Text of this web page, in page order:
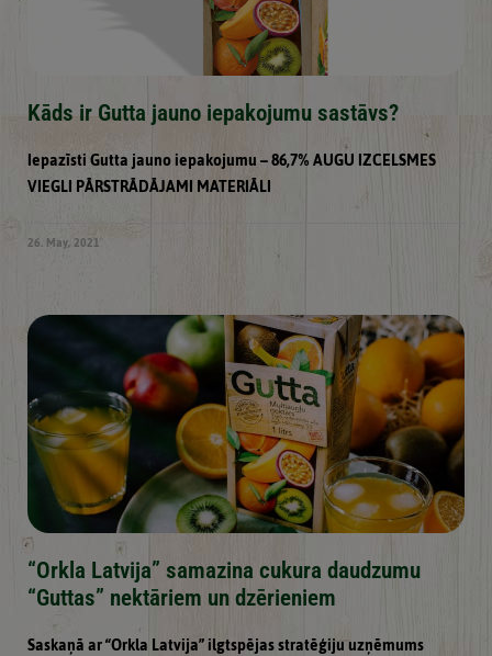
Kāds ir Gutta jauno iepakojumu sastāvs?
Iepazīsti Gutta jauno iepakojumu – 86,7% AUGU IZCELSMES
VIEGLI PĀRSTRĀDĀJAMI MATERIĀLI
26. May, 2021
“Orkla Latvija” samazina cukura daudzumu
“Guttas” nektāriem un dzērieniem
Saskaņā ar “Orkla Latvija” ilgtspējas stratēģiju uzņēmums